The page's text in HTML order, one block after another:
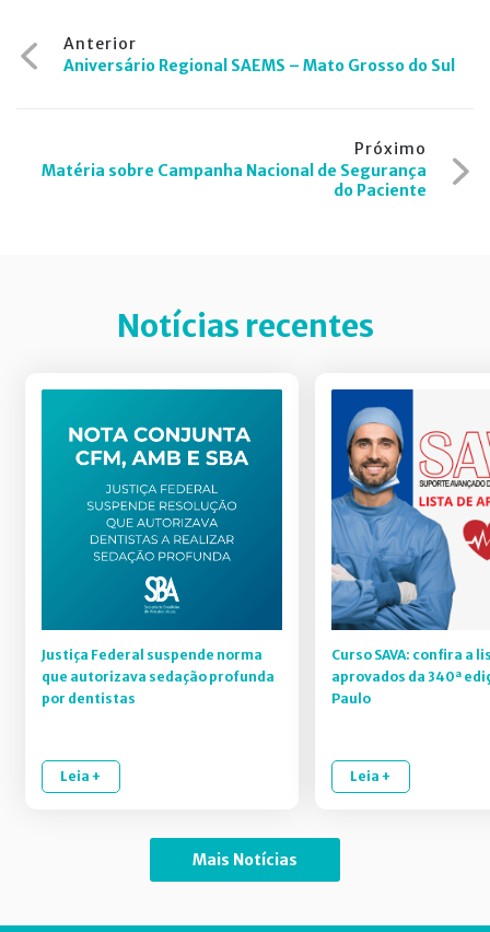
Navegação
de
Post
Anterior
Aniversário Regional SAEMS – Mato Grosso do Sul
Próximo
Matéria sobre Campanha Nacional de Segurança
do Paciente
Notícias recentes
Justiça Federal suspende norma
que autorizava sedação profunda
por dentistas
Leia +
Curso SAVA: confira a
aprovados da 340ª
Paulo
Leia +
Mais Notícias